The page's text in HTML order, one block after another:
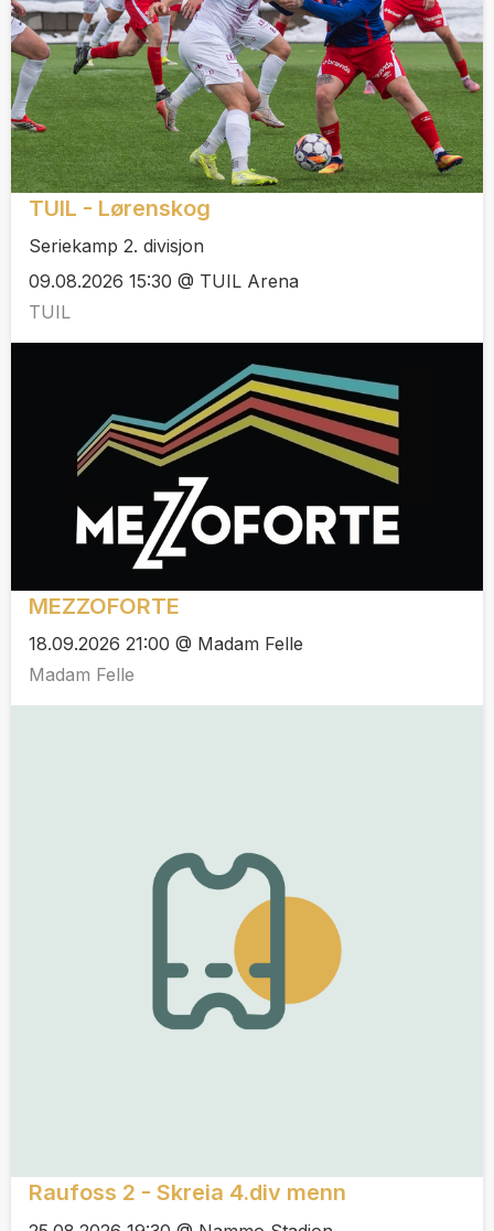
TUIL - Lørenskog
Seriekamp 2. divisjon
09.08.2026 15:30 @ TUIL Arena
TUIL
MEZZOFORTE
18.09.2026 21:00 @ Madam Felle
Madam Felle
Raufoss 2 - Skreia 4.div menn